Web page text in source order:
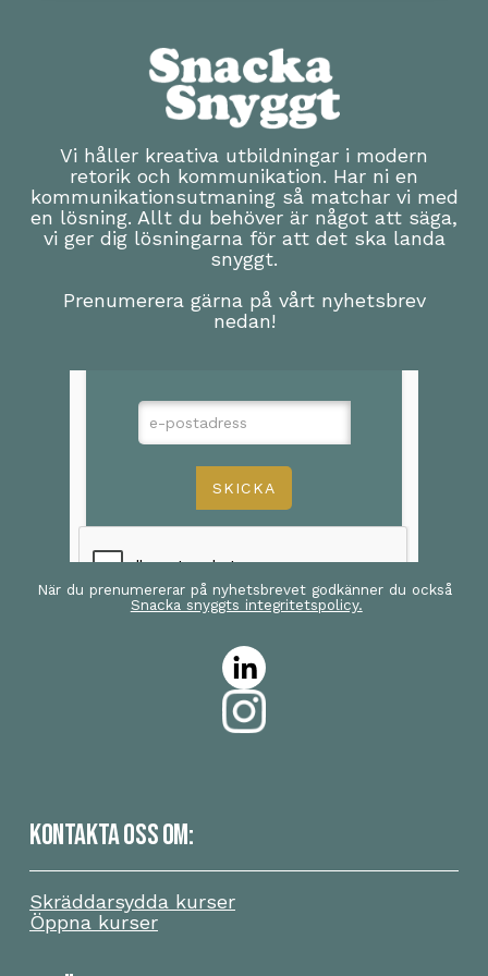
Vi håller kreativa utbildningar i modern
retorik och kommunikation. Har ni en
kommunikationsutmaning så matchar vi med
en lösning. Allt du behöver är något att säga,
vi ger dig lösningarna för att det ska landa
snyggt.
Prenumerera gärna på vårt nyhetsbrev
nedan!
När du prenumererar på nyhetsbrevet godkänner du också
Snacka snyggts integritetspolicy.
KONTAKTA OSS OM:
Skräddarsydda kurser
Öppna kurser